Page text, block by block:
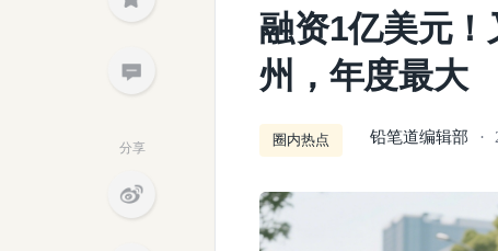
分享
融资1亿美元
州，年度最大
圈内热点 铅笔道编辑部